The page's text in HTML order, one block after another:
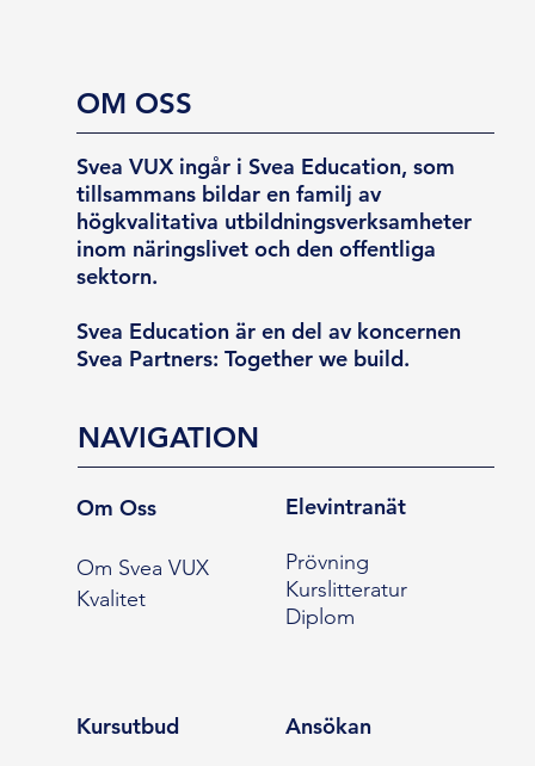
OM OSS
Svea VUX ingår i Svea Education, som
tillsammans bildar en familj av
högkvalitativa utbildningsverksamheter
inom näringslivet och den offentliga
sektorn.
Svea Education är en del av koncernen
Svea Partners: Together we build.
NAVIGATION
Om Oss
Om Svea VUX
Kvalitet
Elevintranät
Prövning
Kurslitteratur
Diplom
Kursutbud Ansökan